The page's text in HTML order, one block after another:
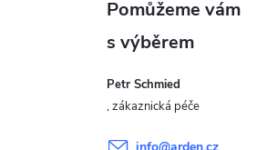
Petr Schmied